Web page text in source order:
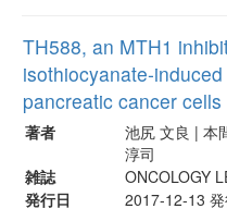
TH588, an MTH1
pancreatic cancer cells
著者
池尻 文良 | 本
淳司
雑誌
ONCOLOGY
発行日
2017-12-13